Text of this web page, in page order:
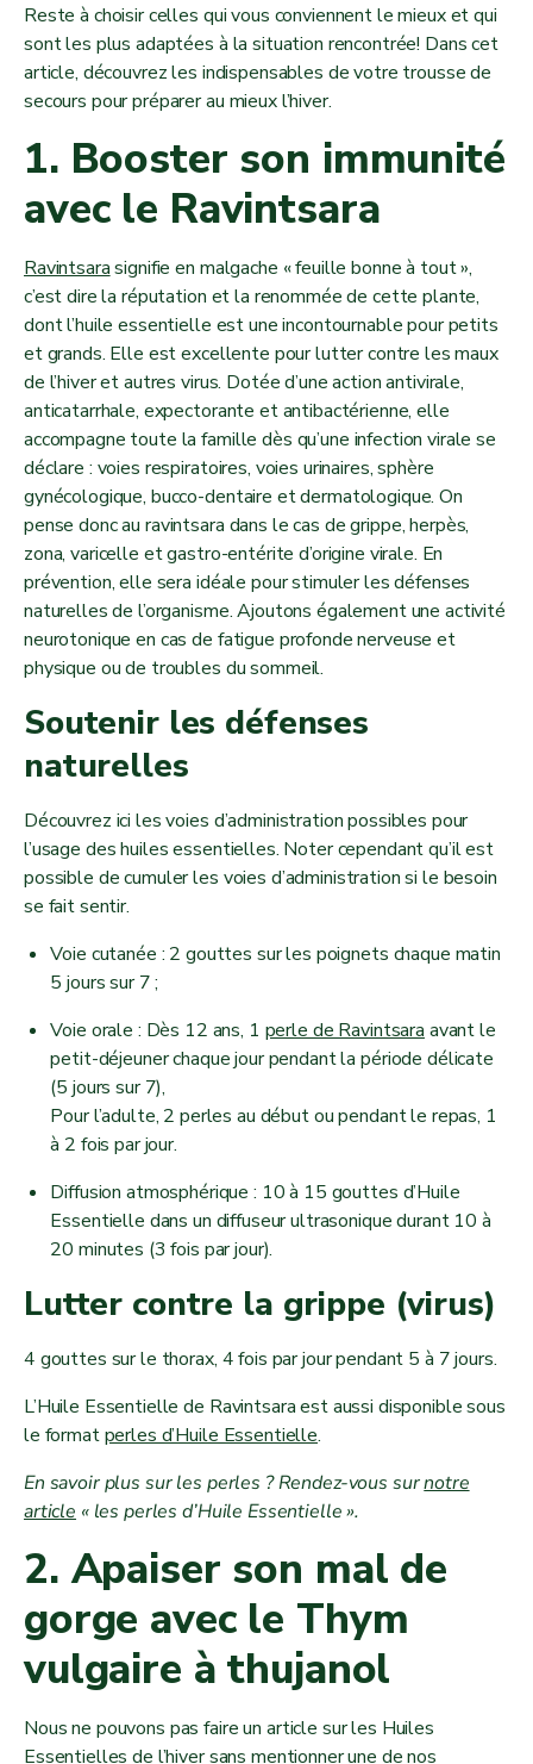
Reste à choisir celles qui vous conviennent le mieux et qui
sont les plus adaptées à la situation rencontrée! Dans cet
article, découvrez les indispensables de votre trousse de
secours pour préparer au mieux l’hiver.
1. Booster son immunité
avec le Ravintsara
Ravintsarasignifie en malgache « feuille bonne à tout »,
c’est dire la réputation et la renommée de cette plante,
dont l’huile essentielle est une incontournable pour petits
et grands. Elle est excellente pour lutter contre les maux
de l’hiver et autres virus. Dotée d’une action antivirale,
anticatarrhale, expectorante et antibactérienne, elle
accompagne toute la famille dès qu’une infection virale se
déclare : voies respiratoires, voies urinaires, sphère
gynécologique, bucco-dentaire et dermatologique. On
pense donc au ravintsara dans le cas de grippe, herpès,
zona, varicelle et gastro-entérite d’origine virale. En
prévention, elle sera idéale pour stimuler les défenses
naturelles de l’organisme. Ajoutons également une activité
neurotonique en cas de fatigue profonde nerveuse et
physique ou de troubles du sommeil.
Soutenir les défenses
naturelles
Découvrez ici les voies d’administration possibles pour
l’usage des huiles essentielles. Noter cependant qu’il est
possible de cumuler les voies d’administration si le besoin
se fait sentir.
Voie cutanée : 2 gouttes sur les poignets chaque matin
5 jours sur 7 ;
Voie orale : Dès 12 ans, 1 perle de Ravintsara avant le
petit-déjeuner chaque jour pendant la période délicate
(5 jours sur 7),
Pour l’adulte, 2 perles au début ou pendant le repas, 1
à 2 fois par jour.
Diffusion atmosphérique : 10 à 15 gouttes d’Huile
Essentielle dans un diffuseur ultrasonique durant 10 à
20 minutes (3 fois par jour).
Lutter contre la grippe (virus)
4 gouttes sur le thorax, 4 fois par jour pendant 5 à 7 jours.
L’Huile Essentielle de Ravintsara est aussi disponible sous
le formatperles d’Huile Essentielle.
En savoir plus sur les perles ? Rendez-vous surnotre
article « les perles d’Huile Essentielle ».
2. Apaiser son mal de
gorge avec le Thym
vulgaire à thujanol
Nous ne pouvons pas faire un article sur les Huiles
Essentielles de l’hiver sans mentionner une de nos